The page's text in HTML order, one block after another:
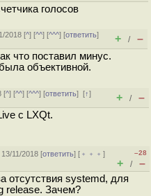
голосов
2018 [^] [^^] [^^^] [ответить]
+ / –
что поставил минус.
объективной.
[^] [^^] [^^^] [ответить][↑]
+ / –
с LXQt.
11/2018 [ответить] [ ﹢﹢﹢]
–28
+ / –
отсутствия systemd, для
release. Зачем?